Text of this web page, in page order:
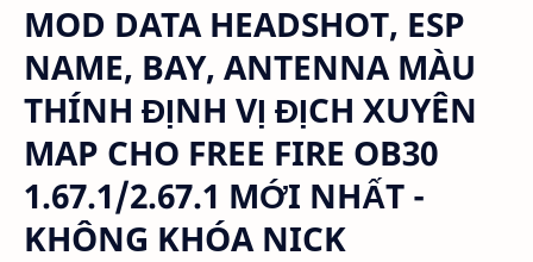
MOD DATA HEADSHOT, ESP
NAME, BAY, ANTENNA MÀU
THÍNH ĐỊNH VỊ ĐỊCH XUYÊN
MAP CHO FREE FIRE OB30
1.67.1/2.67.1 MỚI NHẤT -
KHÔNG KHÓA NICK